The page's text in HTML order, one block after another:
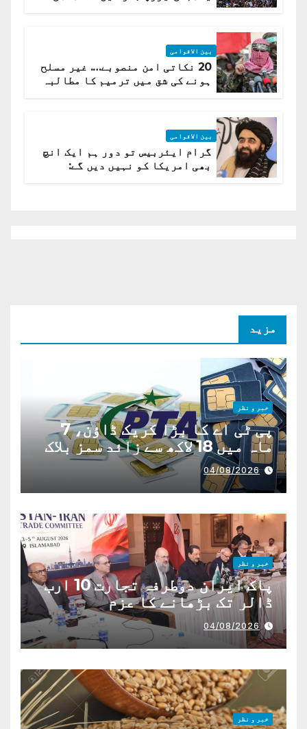
بین الاقوامی
20 نکاتی امن منصوبے…. غیر مسلح
ہونے کی شق میں ترمیم کا مطالبہ
بین الاقوامی
گرام ایئربیس تو دور ہم ایک انچ
بھی امریکا کو نہیں دیں گے:
مزید
خبر و نظر
پی ٹی اے کا بڑا کریک ڈاؤن، 7
ماہ میں 18 لاکھ سے زائد سمز بلاک
04/08/2026
خبر و نظر
پاک ایران دوطرفہ تجارت 10 ارب
ڈالر تک بڑھانے کا عزم
04/08/2026
خبر و نظر